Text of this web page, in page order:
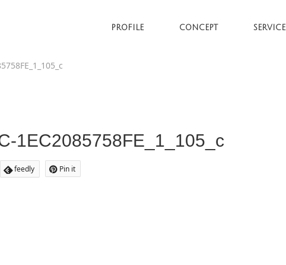
PROFILE CONCEPT SERVICE
1EC2085758FE_1_105_c
feedly Pin it